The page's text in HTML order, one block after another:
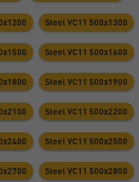
Steel VC11 500х1300
Steel VC11 500х1600
Steel VC11 500х1900
Steel VC11 500х2200
Steel VC11 500х2500
Steel VC11 500х2800